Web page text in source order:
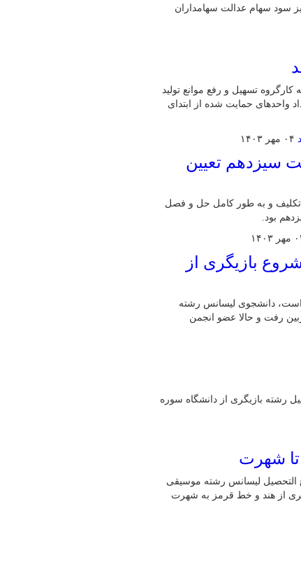
سود سهام عدالت سهامداران
تسهیل و رفع موانع تولید
در این جلسه تعداد واحدهای حمایت شده از ابتدای
۰۴ مهر ۱۴۰۳
سیزدهم تعیین
تکلیف و به طور کامل حل و فصل
بود.
۱۴۰۳
بازیگری از
و تلویزیون است، دانشجوی لیسانس رشته
اولین بار در ۶ سالگی جلوی دوربین رفت و حالا عضو انجمن
است، فارغ التحصیل رشته بازیگری از دانشگاه سوره
شهرت
است، فارغ التحصیل لیسانس رشته موسیقی
از هند و خط قرمز به شهرت